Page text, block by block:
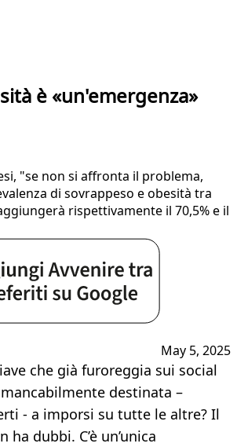
è «un'emergenza»
"se non si affronta il problema,
di sovrappeso e obesità tra
rispettivamente il 70,5% e il
May 5, 2025
che già furoreggia sui social
destinata –
- a imporsi su tutte le altre? Il
ha dubbi. C’è un’unica